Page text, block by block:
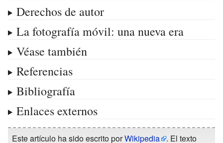
Derechos de autor
La fotografía móvil: una nueva era
Véase también
Referencias
Bibliografía
Enlaces externos
Este artículo ha sido escrito porWikipedia . El texto